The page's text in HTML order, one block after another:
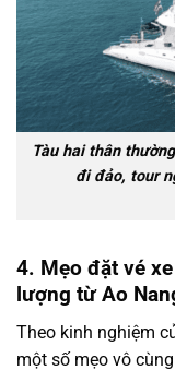
Tàu hai thân
đi đảo, tour
4. Mẹo đặt vé
lượng từ Ao
Theo kinh nghiệm
một số mẹo vô